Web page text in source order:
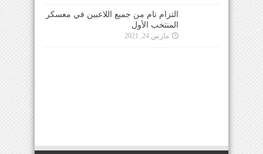
التزام تام من جميع اللاعبين في معسكر
المنتخب الأول
مارس 24, 2021